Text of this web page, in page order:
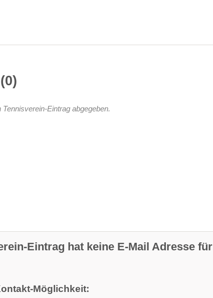
0
Eintrag abgegeben.
Eintrag hat keine E-Mail Adresse für
Möglichkeit: